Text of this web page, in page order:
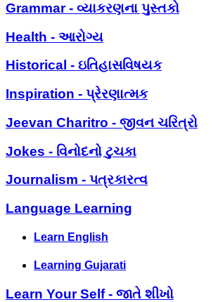
Grammar - વ્યાકરણના પુસ્તકો
Health - આરોગ્ય
Historical - ઇતિહાસવિષયક
Inspiration - પ્રેરણાત્મક
Jeevan Charitro - જીવન ચરિત્રો
Jokes - વિનોદનો ટુચકા
Journalism - પત્રકારત્વ
Language Learning
Learn English
Learning Gujarati
Learn Your Self - જાતે શીખો